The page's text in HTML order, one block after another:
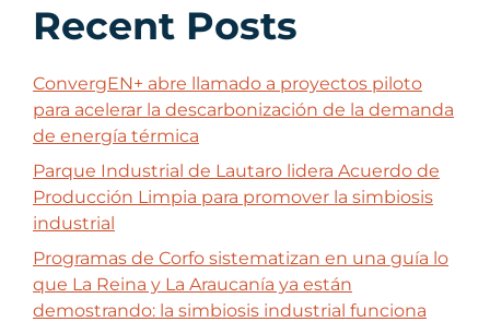
Recent Posts
ConvergEN+ abre llamado a proyectos piloto
para acelerar la descarbonización de la demanda
de energía térmica
Parque Industrial de Lautaro lidera Acuerdo de
Producción Limpia para promover la simbiosis
industrial
Programas de Corfo sistematizan en una guía lo
que La Reina y La Araucanía ya están
demostrando: la simbiosis industrial funciona